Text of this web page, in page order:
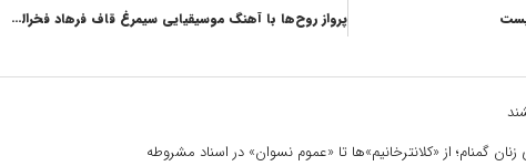
پرواز روح‌ها با آهنگ موسیقیایی سیمرغ قاف فرهاد فخرالدینی
زنان گمنام؛ از «کلانترخانیم»ها تا «عموم نسوان» در اسناد مشروطه